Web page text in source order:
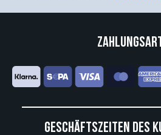
Geschäftszeiten des